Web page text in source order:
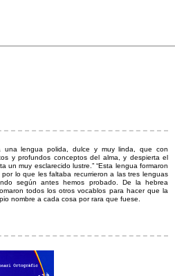
una lengua polida, dulce y muy linda, que con
y profundos conceptos del alma, y despierta el
un muy esclarecido lustre.” “Esta lengua formaron
lo que les faltaba recurrieron a las tres lenguas
según antes hemos probado. De la hebrea
todos los otros vocablos para hacer que la
nombre a cada cosa por rara que fuese.